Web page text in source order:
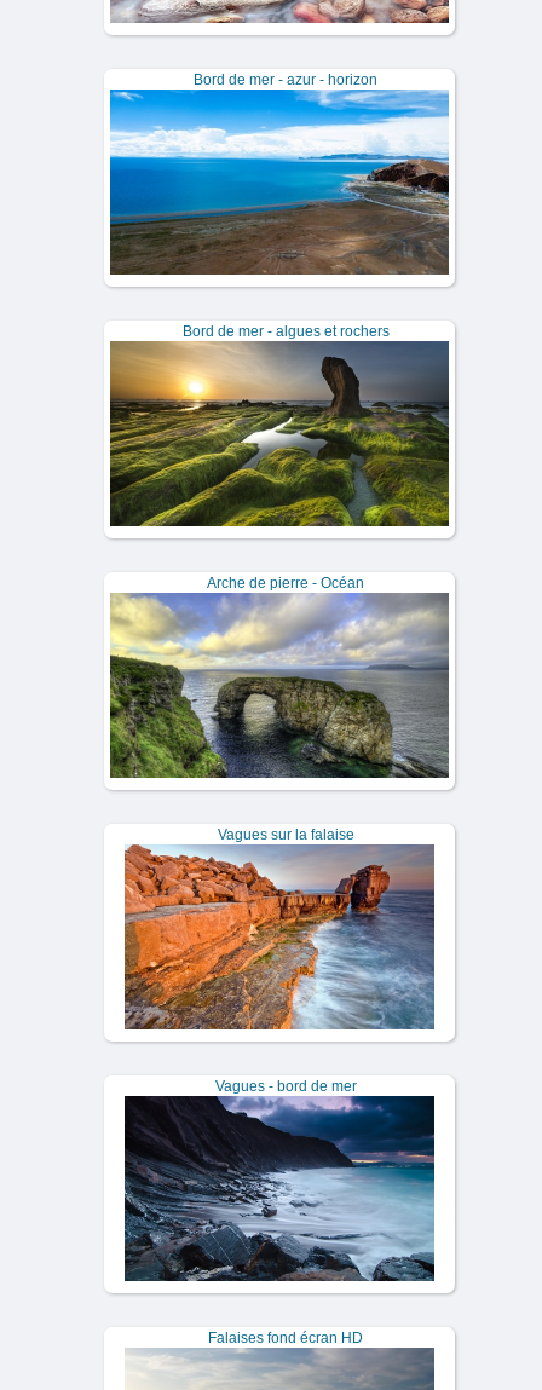
Bord de mer - azur - horizon
Bord de mer - algues et rochers
Arche de pierre - Océan
Vagues sur la falaise
Vagues - bord de mer
Falaises fond écran HD